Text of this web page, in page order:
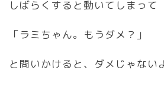
しばらくすると動いてしまって
「ラミちゃん。もうダメ？」
と問いかけると、ダメじゃない